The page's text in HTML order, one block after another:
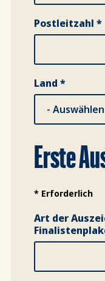
Postleitzahl *
Land *
Erste
* Erforderlich
Art der